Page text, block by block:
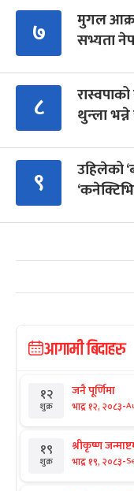
७
मुगल
सभ्यता
८
थुन्ला
९
उहिलेको
आगामी बिदाहरु
१२
शुक्र
जनै पूर्णिमा
भाद्र १२, २०८३-
१९
शुक्र
श्रीकृष्ण
भाद्र १९, २०८३-